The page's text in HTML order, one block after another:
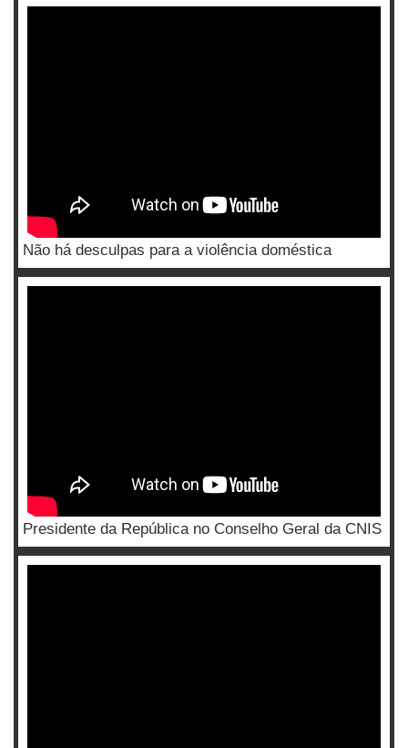
Não há desculpas para a violência doméstica
Presidente da República no Conselho Geral da CNIS